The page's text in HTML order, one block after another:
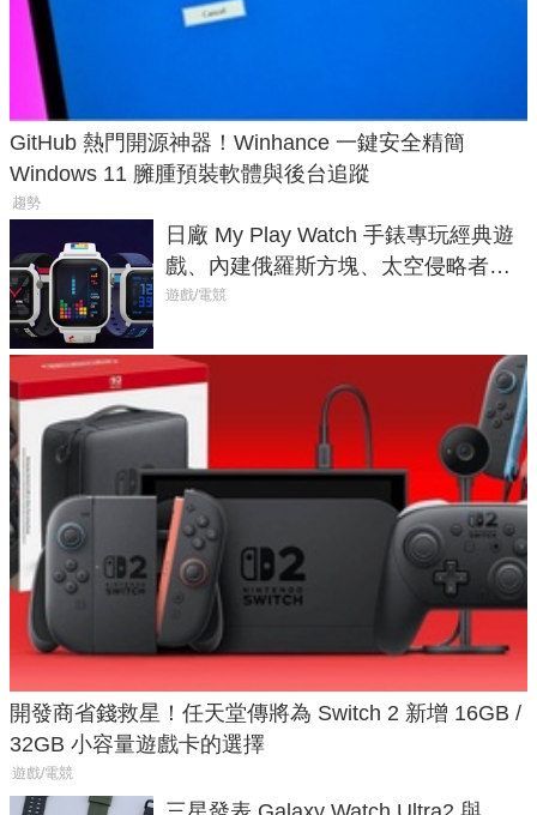
GitHub 熱門開源神器！Winhance 一鍵安全精簡
Windows 11 臃腫預裝軟體與後台追蹤
趨勢
日廠 My Play Watch 手錶專玩經典遊
戲、內建俄羅斯方塊、太空侵略者，
不過竟然不能連手機？
遊戲/電競
開發商省錢救星！任天堂傳將為 Switch 2 新增 16GB /
32GB 小容量遊戲卡的選擇
遊戲/電競